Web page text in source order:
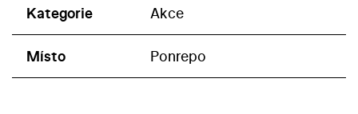
Kategorie Akce
Místo Ponrepo